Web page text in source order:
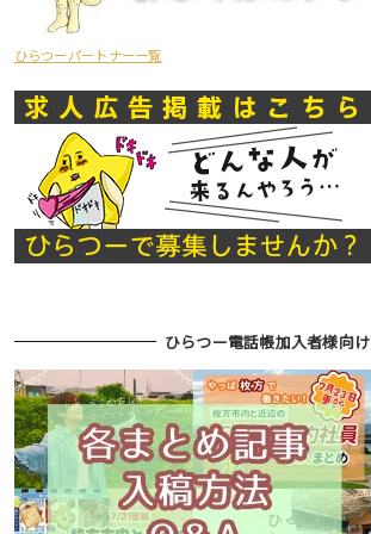
ひらつーパートナー一覧
ひらつー電話帳加入者様向け